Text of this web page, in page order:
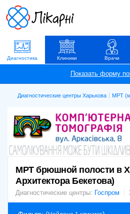
Диагностика Клиники Врачи
Диагностические центры Харькова МРТ
МРТ брюшной полости в
Архитектора Бекетова)
Диагностические центры: Госпром